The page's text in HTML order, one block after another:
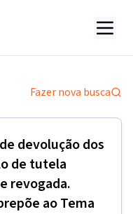
Fazer nova busca
devolução dos
de tutela
revogada.
ao Tema